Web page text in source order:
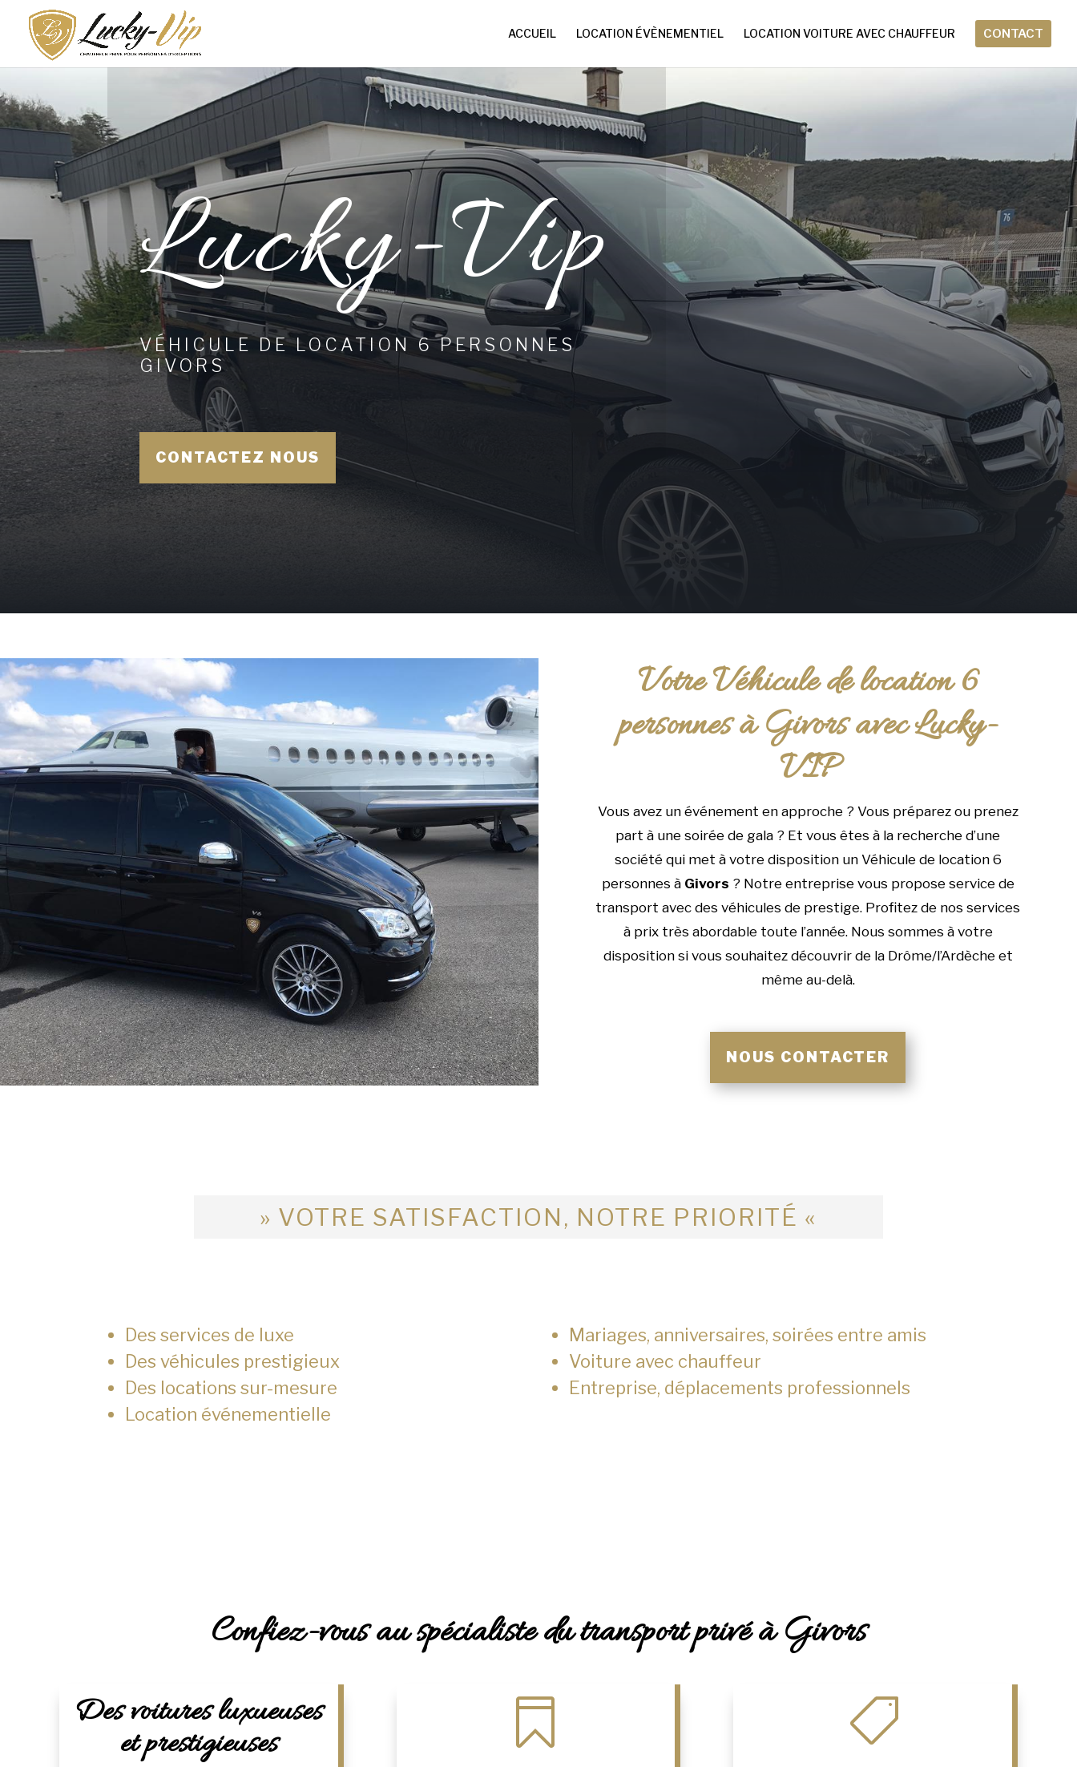
ACCUEIL LOCATION ÉVÈNEMENTIEL LOCATION VOITURE AVEC CHAUFFEUR CONTACT
Lucky-Vip
VÉHICULE DE LOCATION 6 PERSONNES
GIVORS
CONTACTEZ NOUS
Votre Véhicule de location 6
personnes à Givors avec Lucky-
VIP
Vous avez un événement en approche ? Vous préparez ou prenez
part à une soirée de gala ? Et vous êtes à la recherche d’une
société qui met à votre disposition un Véhicule de location 6
personnes à Givors ? Notre entreprise vous propose service de
transport avec des véhicules de prestige. Profitez de nos services
à prix très abordable toute l’année. Nous sommes à votre
disposition si vous souhaitez découvrir de la Drôme/l’Ardèche et
même au-delà.
NOUS CONTACTER
» VOTRE SATISFACTION, NOTRE PRIORITÉ «
Des services de luxe
Des véhicules prestigieux
Des locations sur-mesure
Location événementielle
Mariages, anniversaires, soirées entre amis
Voiture avec chauffeur
Entreprise, déplacements professionnels
Confiez-vous au spécialiste du transport privé à Givors
Des voitures luxueuses
et prestigieuses
 